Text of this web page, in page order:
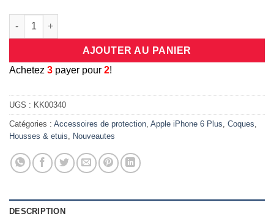
quantité de Coque transparente en silicone extra clair pour
AJOUTER AU PANIER
Achetez 3 payer pour 2!
UGS : KK00340
Catégories : Accessoires de protection Apple iPhone 6 Plus Coques
Housses & etuis
Nouveautes
DESCRIPTION